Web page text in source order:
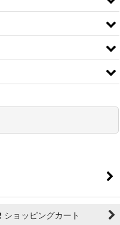
ショッピングカート